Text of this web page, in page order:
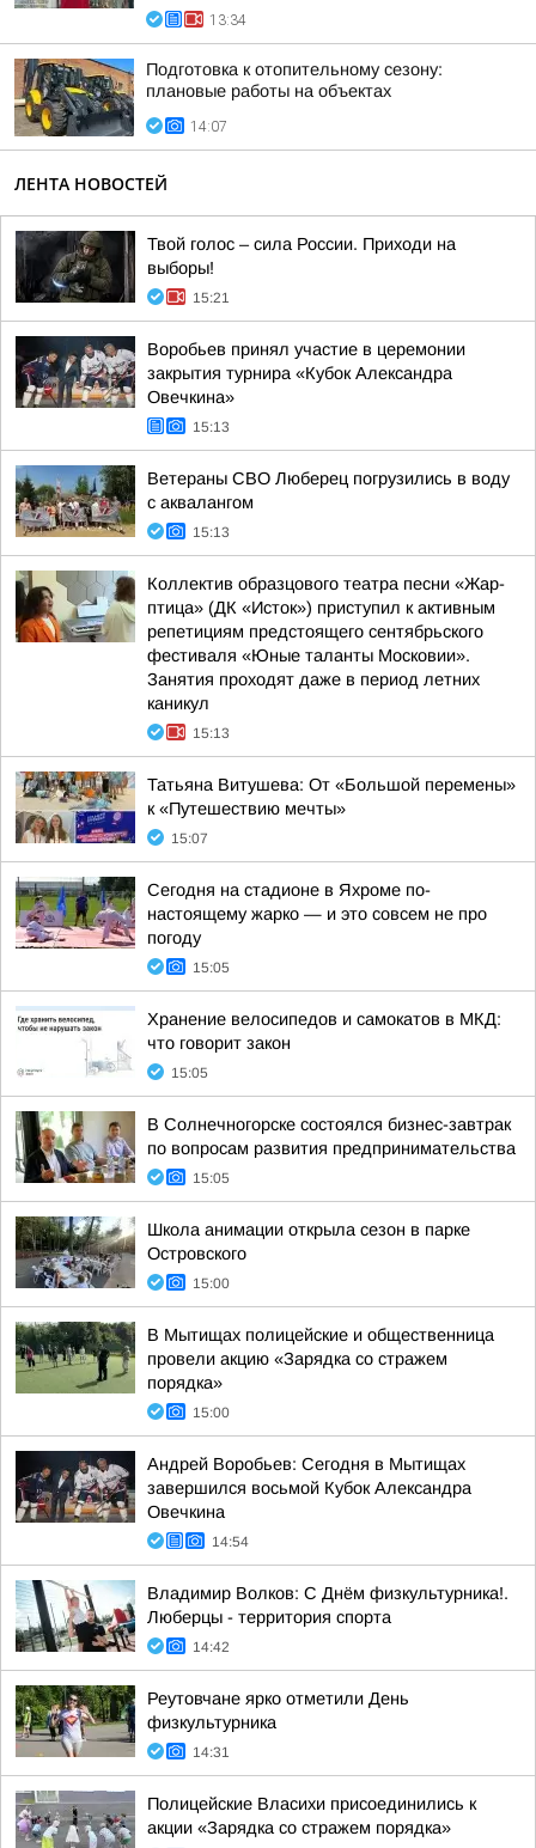
13:34
Подготовка к отопительному сезону:
плановые работы на объектах
14:07
ЛЕНТА НОВОСТЕЙ
Твой голос – сила России. Приходи на
выборы!
15:21
Воробьев принял участие в церемонии
закрытия турнира «Кубок Александра
Овечкина»
15:13
Ветераны СВО Люберец погрузились в воду
с аквалангом
15:13
Коллектив образцового театра песни «Жар-
птица» (ДК «Исток») приступил к активным
репетициям предстоящего сентябрьского
фестиваля «Юные таланты Московии».
Занятия проходят даже в период летних
каникул
15:13
Татьяна Витушева: От «Большой перемены»
к «Путешествию мечты»
15:07
Сегодня на стадионе в Яхроме по-
настоящему жарко — и это совсем не про
погоду
15:05
Хранение велосипедов и самокатов в МКД:
что говорит закон
15:05
В Солнечногорске состоялся бизнес-завтрак
по вопросам развития предпринимательства
15:05
Школа анимации открыла сезон в парке
Островского
15:00
В Мытищах полицейские и общественница
провели акцию «Зарядка со стражем
порядка»
15:00
Андрей Воробьев: Сегодня в Мытищах
завершился восьмой Кубок Александра
Овечкина
14:54
Владимир Волков: С Днём физкультурника!.
Люберцы - территория спорта
14:42
Реутовчане ярко отметили День
физкультурника
14:31
Полицейские Власихи присоединились к
акции «Зарядка со стражем порядка»